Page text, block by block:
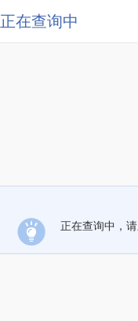
正在查询中
正在查询中，